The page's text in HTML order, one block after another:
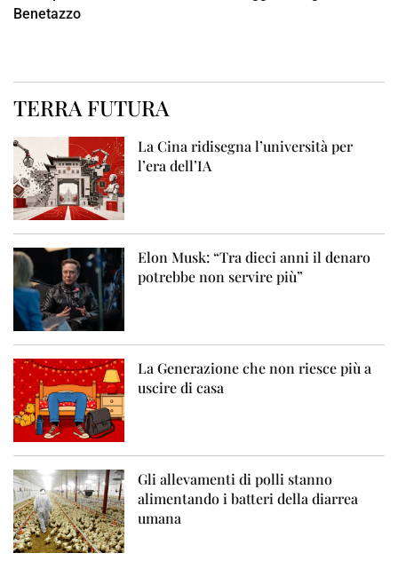
Benetazzo
TERRA FUTURA
La Cina ridisegna l’università per
l’era dell’IA
Elon Musk: “Tra dieci anni il denaro
potrebbe non servire più”
La Generazione che non riesce più a
uscire di casa
Gli allevamenti di polli stanno
alimentando i batteri della diarrea
umana